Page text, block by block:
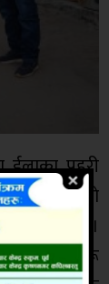
प्रहरी
गढवाकाे
भएकाे हाे ।
तथा साईकलहरू